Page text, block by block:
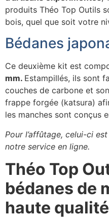
produits Théo Top Outils
bois, quel que soit votre
Bédanes
Ce deuxième kit est
mm. Estampillés, ils sont
couches de carbone et
frappe forgée (katsura)
les manches sont conçus
Pour l’affûtage, celui-ci
notre service en ligne.
Théo Top
bédanes de
haute qualité